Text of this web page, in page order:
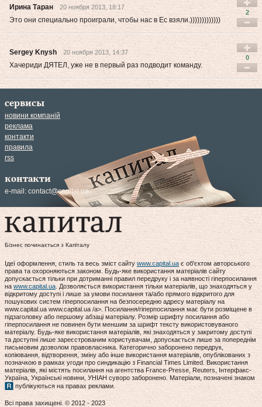
Ирина Таран 20 ноября 2013, 18:17
Это они специально проиграли, чтобы нас в Ес взяли.)))))))))))))
2
Sergey Knysh 20 ноября 2013, 14:37
Хачериди ДЯТЕЛ, уже не в первый раз подводит команду.
0
сервисы
новини компаній
реклама
контакти
правила
rss
контакти
e-mail: contact@capital.ua
Бізнес починається з Капіталу
Ідеї оформлення, стиль та весь зміст сайту www.capital.uaє об'єктом авторського
права та охороняються законом. Будь-яке використання матеріалів сайту
допускається тільки при дотриманні правил передруку і за наявності гіперпосилання
на www.capital.ua. Дозволяється використання тільки матеріалів, що знаходяться у
відкритому доступі і лише за умови посилання та/або прямого відкритого для
пошукових систем гіперпосилання на безпосередню адресу матеріалу на
www.capital.ua www.capital.ua /a>. Посилання/гіперпосилання має бути розміщене в
підзаголовку або першому абзаці матеріалу. Розмір шрифту посилання або
гіперпосилання не повинен бути меншим за шрифт тексту використовуваного
матеріалу. Будь-яке використання матеріалів, які знаходяться у закритому доступі
та доступні лише зареєстрованим користувачам, допускається лише за попереднім
письмовим дозволом правовласника. Категорично заборонено передрук,
копіювання, відтворення, зміну або інше використання матеріалів, опублікованих з
позначкою в рамках угоди про синдикацію з Financial Times Limited. Використання
матеріалів, які містять посилання на агентства France-Presse, Reuters, Інтерфакс-
Україна, Українські новини, УНІАН суворо заборонено. Матеріали, позначені знаком
публікуються на правах реклами.
Всі права захищені. © 2012 - 2023